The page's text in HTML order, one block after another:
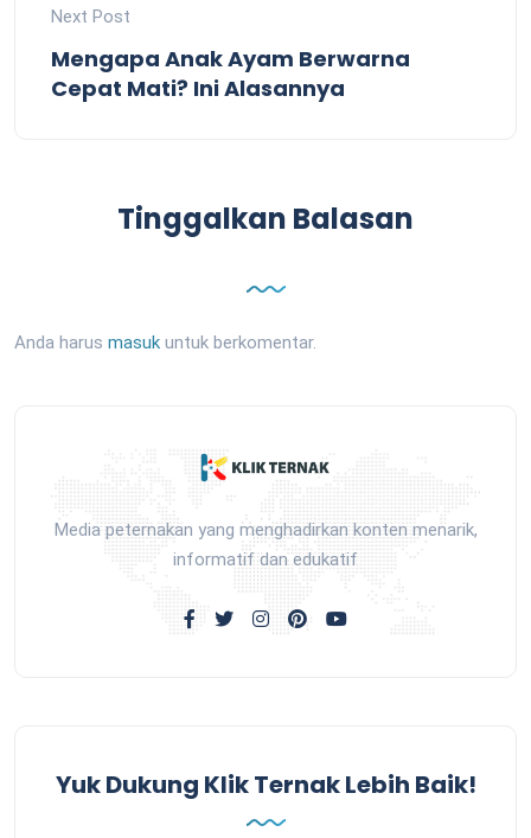
Next Post
Mengapa Anak Ayam Berwarna
Cepat Mati? Ini Alasannya
Tinggalkan Balasan
Anda harus masuk untuk berkomentar.
Media peternakan yang menghadirkan konten menarik,
informatif dan edukatif
Yuk Dukung Klik Ternak Lebih Baik!